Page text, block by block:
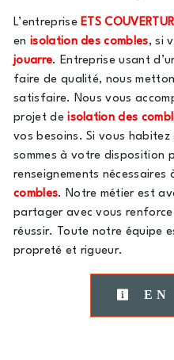
L’entrepriseETS
en isolation des combles, si
jouarre. Entreprise usant
faire de qualité, nous
satisfaire. Nous vous
projet deisolation des
vos besoins. Si vous habitez
sommes à votre disposition
renseignements
combles. Notre métier est
partager avec vous
réussir. Toute notre équipe
propreté et rigueur.
EN